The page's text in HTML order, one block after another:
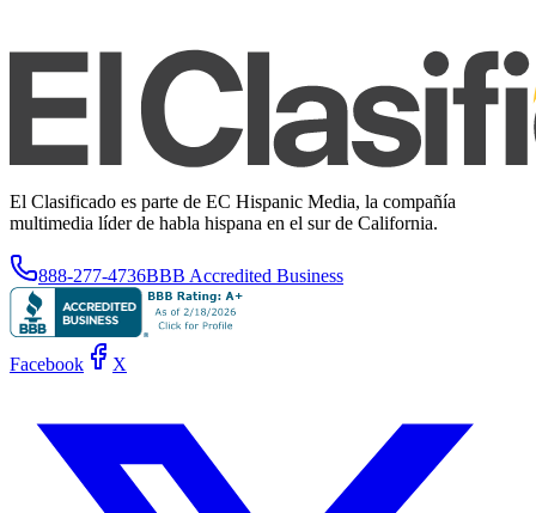
El Clasificado es parte de EC Hispanic Media, la compañía
multimedia líder de habla hispana en el sur de California.
888-277-4736BBB Accredited Business
Facebook X